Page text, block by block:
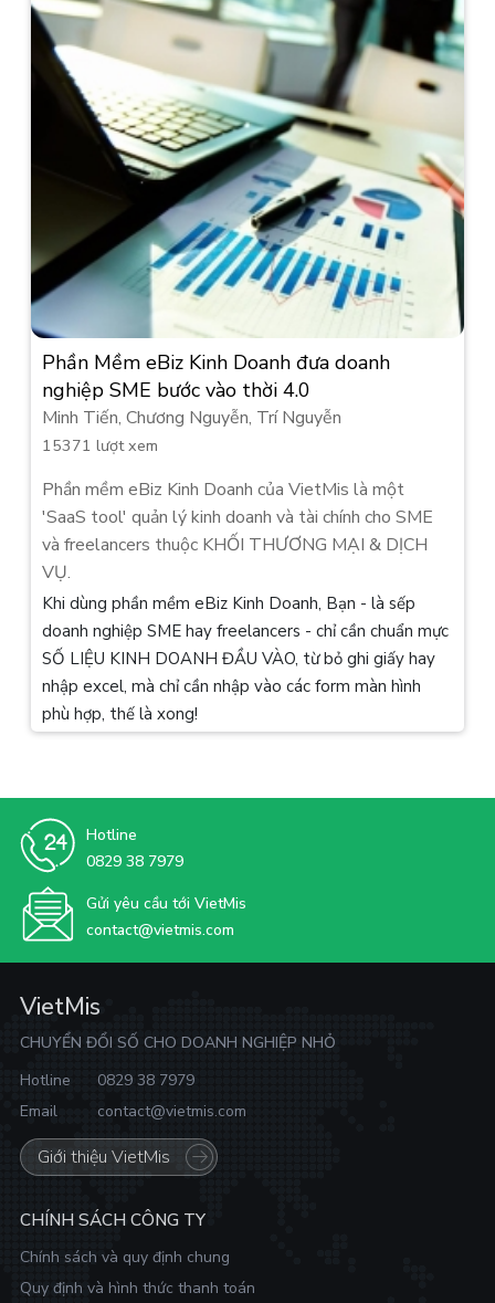
Phần Mềm eBiz Kinh Doanh đưa doanh
nghiệp SME bước vào thời 4.0
Minh Tiến, Chương Nguyễn, Trí Nguyễn
15371 lượt xem
Phần mềm eBiz Kinh Doanh của VietMis là một
'SaaS tool' quản lý kinh doanh và tài chính cho SME
và freelancers thuộc KHỐI THƯƠNG MẠI & DỊCH
VỤ.
Khi dùng phần mềm eBiz Kinh Doanh, Bạn - là sếp
doanh nghiệp SME hay freelancers - chỉ cần chuẩn mực
SỐ LIỆU KINH DOANH ĐẦU VÀO, từ bỏ ghi giấy hay
nhập excel, mà chỉ cần nhập vào các form màn hình
phù hợp, thế là xong!
Hotline
0829 38 7979
Gửi yêu cầu tới VietMis
contact@vietmis.com
VietMis
CHUYỂN ĐỔI SỐ CHO DOANH NGHIỆP NHỎ
Hotline
0829 38 7979
Email
contact@vietmis.com
Giới thiệu VietMis
CHÍNH SÁCH CÔNG TY
Chính sách và quy định chung
Quy định và hình thức thanh toán